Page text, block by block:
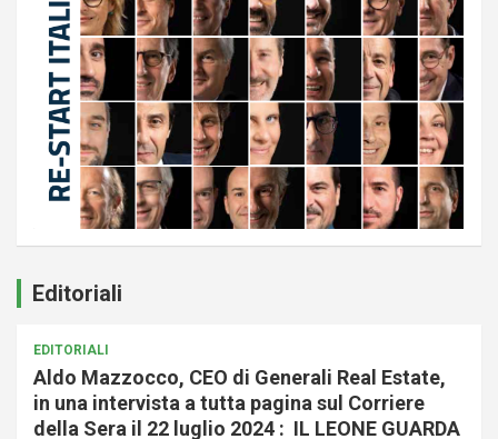
Editoriali
EDITORIALI
Aldo Mazzocco, CEO di Generali Real Estate,
in una intervista a tutta pagina sul Corriere
della Sera il 22 luglio 2024 : IL LEONE GUARDA